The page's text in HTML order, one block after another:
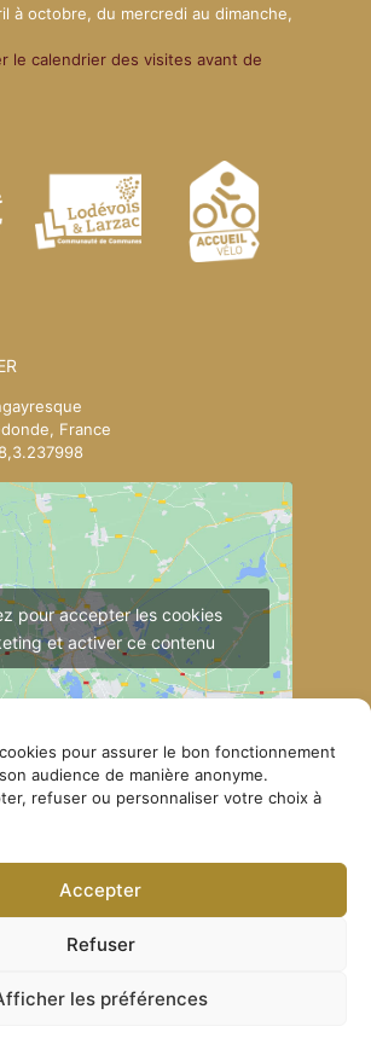
pour assurer le bon fonctionnement
audience de manière anonyme.
refuser ou personnaliser votre choix à
Accepter
Refuser
les préférences
à octobre, du mercredi au dimanche,
le calendrier des visites avant de
France
pour accepter les cookies
et activer ce contenu
Site officiel. Tous droits réservés ·
confidentialité·Mentions légales